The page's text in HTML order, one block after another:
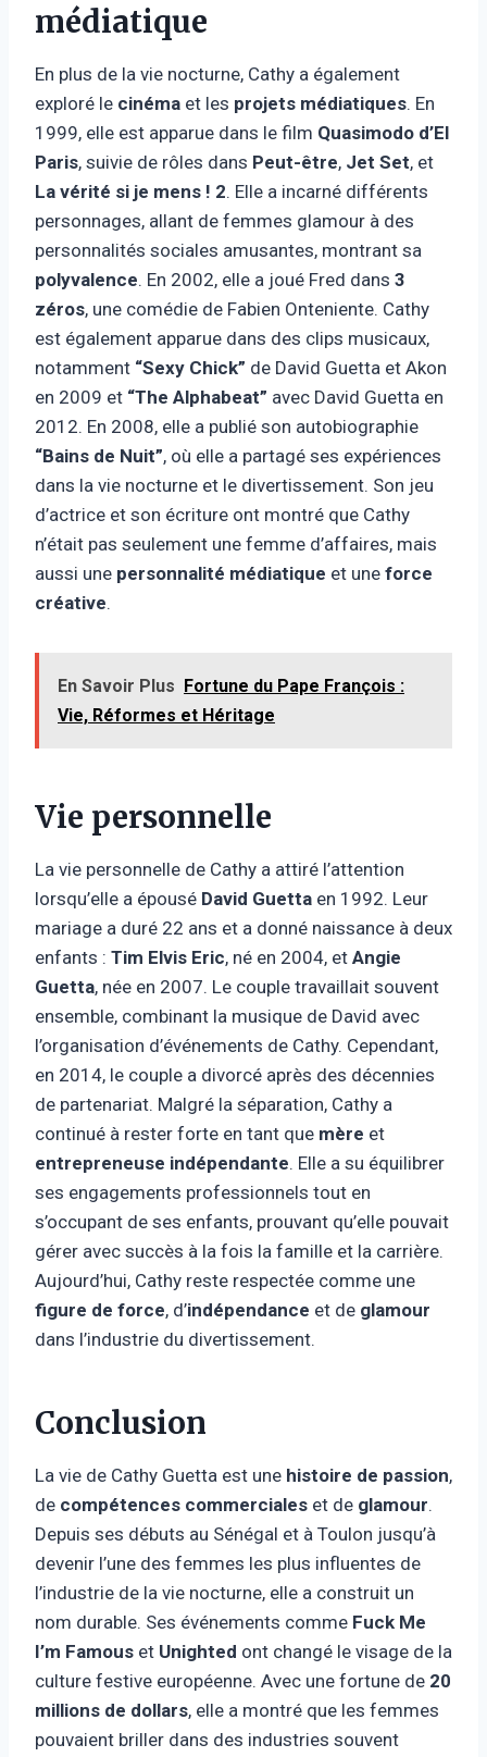
médiatique
En plus de la vie nocturne, Cathy a également
exploré le cinéma et les projets médiatiques. En
1999, elle est apparue dans le film Quasimodo d’El
Paris, suivie de rôles dans Peut-être, Jet Set, et
La vérité si je mens ! 2. Elle a incarné différents
personnages, allant de femmes glamour à des
personnalités sociales amusantes, montrant sa
polyvalence. En 2002, elle a joué Fred dans 3
zéros, une comédie de Fabien Onteniente. Cathy
est également apparue dans des clips musicaux,
notamment “Sexy Chick” de David Guetta et Akon
en 2009 et “The Alphabeat” avec David Guetta en
2012. En 2008, elle a publié son autobiographie
“Bains de Nuit”, où elle a partagé ses expériences
dans la vie nocturne et le divertissement. Son jeu
d’actrice et son écriture ont montré que Cathy
n’était pas seulement une femme d’affaires, mais
aussi une personnalité médiatique et une force
créative.
En Savoir Plus Fortune du Pape François :
Vie, Réformes et Héritage
Vie personnelle
La vie personnelle de Cathy a attiré l’attention
lorsqu’elle a épousé David Guetta en 1992. Leur
mariage a duré 22 ans et a donné naissance à deux
enfants : Tim Elvis Eric, né en 2004, et Angie
Guetta, née en 2007. Le couple travaillait souvent
ensemble, combinant la musique de David avec
l’organisation d’événements de Cathy. Cependant,
en 2014, le couple a divorcé après des décennies
de partenariat. Malgré la séparation, Cathy a
continué à rester forte en tant que mère et
entrepreneuse indépendante. Elle a su équilibrer
ses engagements professionnels tout en
s’occupant de ses enfants, prouvant qu’elle pouvait
gérer avec succès à la fois la famille et la carrière.
Aujourd’hui, Cathy reste respectée comme une
figure de force, d’indépendance et de glamour
dans l’industrie du divertissement.
Conclusion
La vie de Cathy Guetta est une histoire de passion,
de compétences commerciales et de glamour.
Depuis ses débuts au Sénégal et à Toulon jusqu’à
devenir l’une des femmes les plus influentes de
l’industrie de la vie nocturne, elle a construit un
nom durable. Ses événements comme Fuck Me
I’m Famous et Unighted ont changé le visage de la
culture festive européenne. Avec une fortune de 20
millions de dollars, elle a montré que les femmes
pouvaient briller dans des industries souvent